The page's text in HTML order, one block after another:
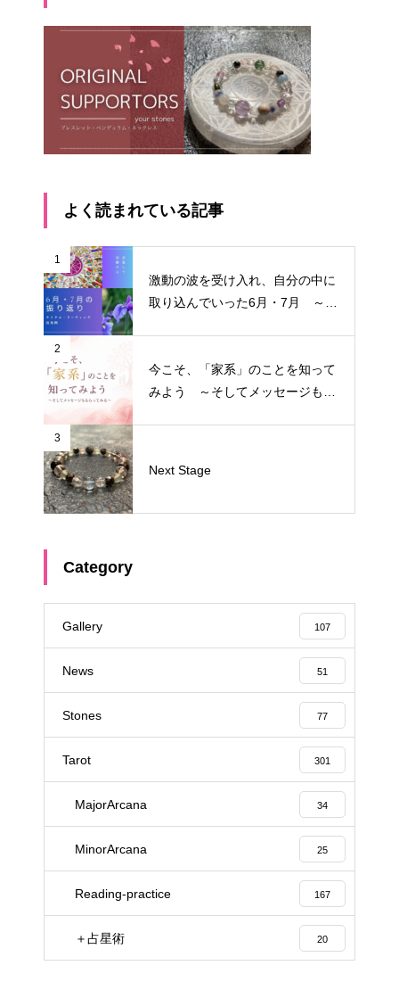
よく読まれている記事
1
激動の波を受け入れ、自分の中に
取り込んでいった6月・7月 ～サ
2
今こそ、「家系」のことを知って
みよう ～そしてメッセージもも
3
Next Stage
Category
Gallery 107
News 51
Stones 77
Tarot 301
MajorArcana 34
MinorArcana 25
Reading-practice 167
＋占星術 20